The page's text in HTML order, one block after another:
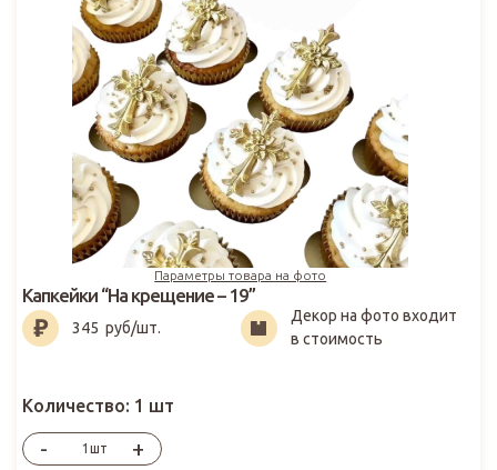
Параметры товара на фото
345₽
Капкейки “На крещение – 19”
345 руб/шт.
Декор на фото входит
в стоимость
Количество: 1 шт
- шт +